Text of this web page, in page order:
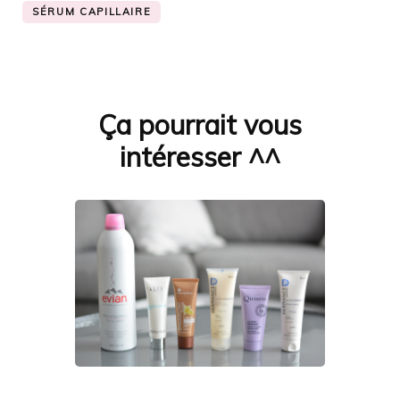
SÉRUM CAPILLAIRE
Ça pourrait vous
intéresser ^^